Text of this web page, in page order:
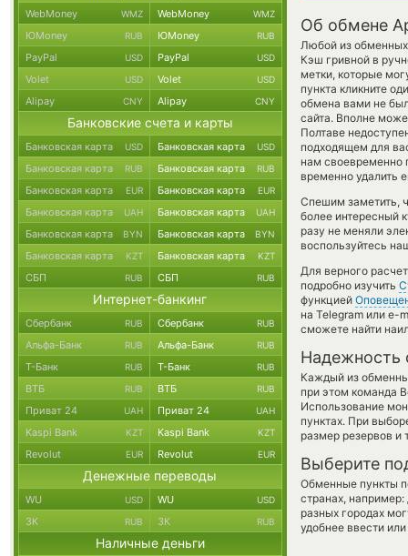
Об обмене
Любой из обменных
Кэш гривной в
метки, которые
пункта кликните
обмена вами не
сайта. Вполне
Полтаве
подходящем для
нам своевременно
временно удалить
Спешим заметить,
более интересный
разу не меняли
воспользуйтесь
Для верного
подробно изучить
функцией
на Telegram или e-
сможете найти
Надежность
Каждый из
при этом команда
Использование
пунктах. При
размер резервов и
Выберите
Обменные пункты
странах, например:
разных городах
удобнее ввести
WebMoney WMZ WebMoney WMZ
ЮMoney RUB ЮMoney RUB
PayPal USD PayPal USD
Volet USD Volet USD
Alipay CNY Alipay CNY
Банковские счета и карты
Банковская карта USD Банковская карта USD
Банковская карта RUB Банковская карта RUB
Банковская карта EUR Банковская карта EUR
Банковская карта UAH Банковская карта UAH
Банковская карта BYN Банковская карта BYN
Банковская карта KZT Банковская карта KZT
СБП RUB СБП RUB
Интернет-банкинг
Сбербанк RUB Сбербанк RUB
Альфа-Банк RUB Альфа-Банк RUB
Т-Банк RUB Т-Банк RUB
ВТБ RUB ВТБ RUB
Приват 24 UAH Приват 24 UAH
Kaspi Bank KZT Kaspi Bank KZT
Revolut EUR Revolut EUR
Денежные переводы
WU USD WU USD
ЗК RUB ЗК RUB
Наличные деньги